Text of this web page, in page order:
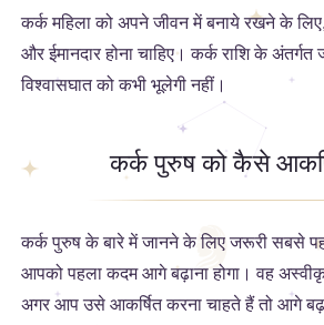
कर्क महिला को अपने जीवन में बनाये रखने के
और ईमानदार होना चाहिए। कर्क राशि के अंतर्गत
विश्वासघात को कभी भूलेगी नहीं।
कर्क पुरुष को कैसे
कर्क पुरुष के बारे में जानने के लिए जरूरी सबसे
आपको पहला कदम आगे बढ़ाना होगा। वह
अगर आप उसे आकर्षित करना चाहते हैं तो आगे